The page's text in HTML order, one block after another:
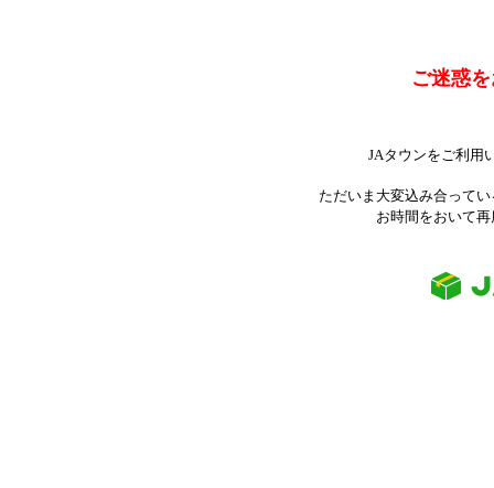
ご迷惑
JAタウンをご利用
ただいま大変込み合って
お時間をおいて